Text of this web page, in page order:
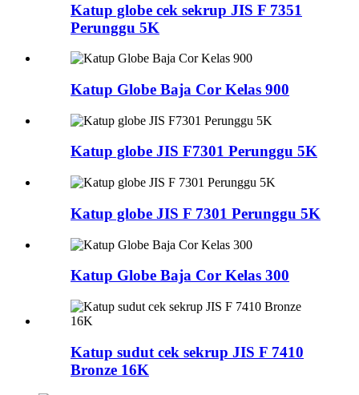
Katup globe cek sekrup JIS F 7351
Perunggu 5K
Katup Globe Baja Cor Kelas 900
Katup globe JIS F7301 Perunggu 5K
Katup globe JIS F 7301 Perunggu 5K
Katup Globe Baja Cor Kelas 300
Katup sudut cek sekrup JIS F 7410
Bronze 16K